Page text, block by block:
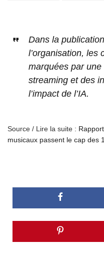
Dans la
l’organisation, les
marquées par
streaming et des
l’impact de l’IA.
Source / Lire la suite :
musicaux passent le cap des